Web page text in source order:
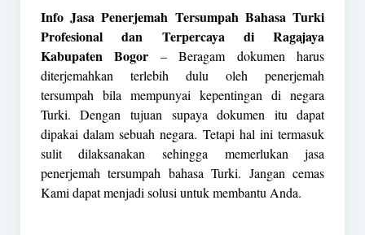
Info Jasa Penerjemah Tersumpah Bahasa Turki
Profesional dan Terpercaya di Ragajaya
Kabupaten Bogor – Beragam dokumen harus
diterjemahkan terlebih dulu olehpenerjemah
tersumpah bila mempunyai kepentingan di negara
Turki. Dengan tujuan supaya dokumen itu dapat
dipakai dalam sebuah negara. Tetapi hal ini termasuk
sulit dilaksanakan sehingga memerlukan jasa
penerjemah tersumpah bahasa Turki. Jangan cemas
Kami dapat menjadi solusi untuk membantu Anda.